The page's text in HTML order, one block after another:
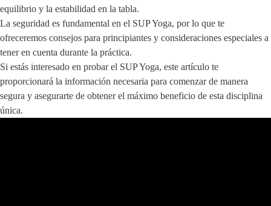
equilibrio y la estabilidad en la tabla.
La seguridad es fundamental en el SUP Yoga, por lo que te
ofreceremos consejos para principiantes y consideraciones especiales a
tener en cuenta durante la práctica.
Si estás interesado en probar el SUP Yoga, este artículo te
proporcionará la información necesaria para comenzar de manera
segura y asegurarte de obtener el máximo beneficio de esta disciplina
única.